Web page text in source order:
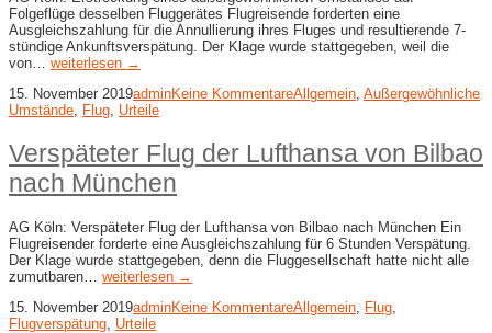
Folgeflüge desselben Fluggerätes Flugreisende forderten eine
Ausgleichszahlung für die Annullierung ihres Fluges und resultierende 7-
stündige Ankunftsverspätung. Der Klage wurde stattgegeben, weil die
von… weiterlesen →
15. November 2019adminKeine KommentareAllgemein Außergewöhnliche
Umstände Flug Urteile
Verspäteter Flug der Lufthansa von Bilbao
nach München
AG Köln: Verspäteter Flug der Lufthansa von Bilbao nach München Ein
Flugreisender forderte eine Ausgleichszahlung für 6 Stunden Verspätung.
Der Klage wurde stattgegeben, denn die Fluggesellschaft hatte nicht alle
zumutbaren… weiterlesen →
15. November 2019adminKeine KommentareAllgemein Flug
Flugverspätung Urteile